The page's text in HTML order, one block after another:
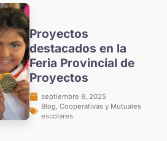
Proyectos
destacados en la
Feria Provincial de
Proyectos
septiembre 8, 2025
Blog, Cooperativas y Mutuales
escolares